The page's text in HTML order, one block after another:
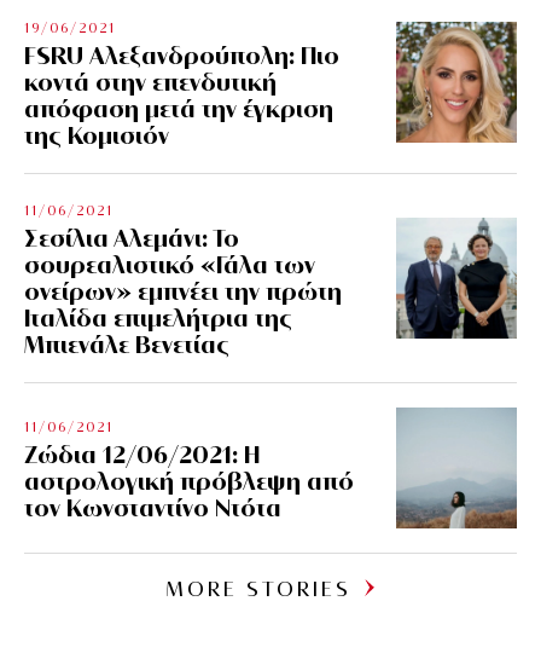
19/06/2021
FSRU Αλεξανδρούπολη: Πιο
κοντά στην επενδυτική
απόφαση μετά την έγκριση
της Κομισιόν
11/06/2021
Σεσίλια Αλεμάνι: Το
σουρεαλιστικό «Γάλα των
ονείρων» εμπνέει την πρώτη
Ιταλίδα επιμελήτρια της
Μπιενάλε Βενετίας
11/06/2021
Ζώδια 12/06/2021: Η
αστρολογική πρόβλεψη από
τον Κωνσταντίνο Ντότα
MORE STORIES